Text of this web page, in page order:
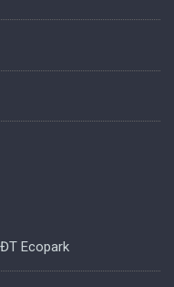
Ecopark